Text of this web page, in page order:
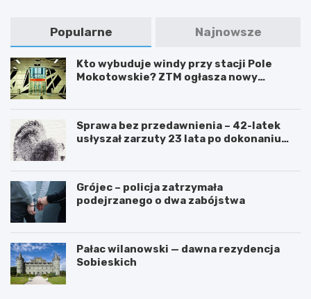
Popularne Najnowsze
Kto wybuduje windy przy stacji Pole
Mokotowskie? ZTM ogłasza nowy
Sprawa bez przedawnienia – 42-latek
usłyszał zarzuty 23 lata po dokonaniu
Grójec – policja zatrzymała
podejrzanego o dwa zabójstwa
Pałac wilanowski — dawna rezydencja
Sobieskich